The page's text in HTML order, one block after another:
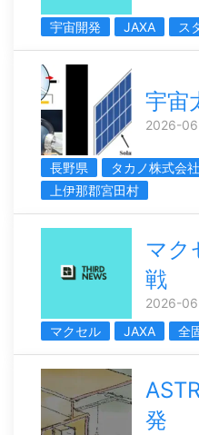
宇宙開発 JAXA ス
宇宙
2026-
長野県 タカノ株式会社
上伊那郡宮田村
マク
戦
2026-
マクセル
JAXA 全
発